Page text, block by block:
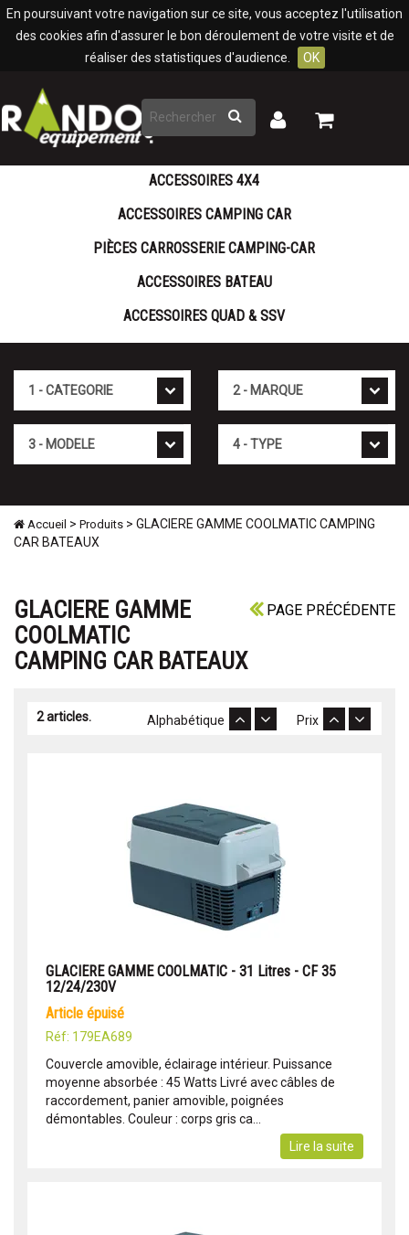
En poursuivant votre navigation sur ce site, vous acceptez l'utilisation
des cookies afin d'assurer le bon déroulement de votre visite et de
réaliser des statistiques d'audience.
OK
Rechercher
Mon
Mon
ACCESSOIRES 4X4
ACCESSOIRES CAMPING CAR
PIÈCES CARROSSERIE CAMPING-CAR
ACCESSOIRES BATEAU
ACCESSOIRES QUAD & SSV
Accueil > Produits > GLACIERE GAMME COOLMATIC CAMPING
CAR BATEAUX
PAGE PRÉCÉDENTE
GLACIERE GAMME
COOLMATIC
CAMPING CAR BATEAUX
2 articles. Prix
Alphabétique
GLACIERE GAMME COOLMATIC - 31 Litres - CF 35
12/24/230V
article épuisé
Réf: 179EA689
Couvercle amovible, éclairage intérieur. Puissance
moyenne absorbée : 45 Watts Livré avec câbles de
raccordement, panier amovible, poignées
démontables. Couleur : corps gris ca...
Lire la suite
Panneau de gestion des cookies